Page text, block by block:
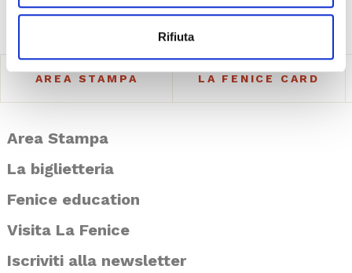
Rifiuta
AREA STAMPA LA FENICE CARD
Area Stampa
La biglietteria
Fenice education
Visita La Fenice
Iscriviti alla newsletter